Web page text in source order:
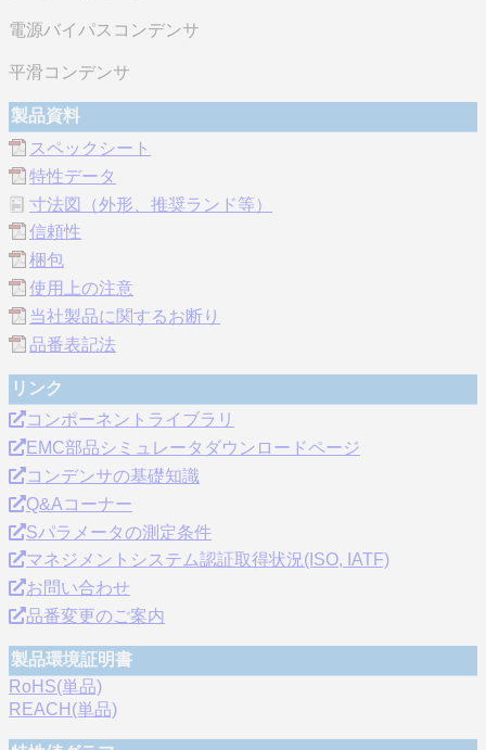
電源バイパスコンデンサ
平滑コンデンサ
製品資料
スペックシート
特性データ
寸法図（外形、推奨ランド等）
信頼性
梱包
使用上の注意
当社製品に関するお断り
品番表記法
リンク
コンポーネントライブラリ
EMC部品シミュレータダウンロードページ
コンデンサの基礎知識
Q&Aコーナー
Sパラメータの測定条件
マネジメントシステム認証取得状況(ISO, IATF)
お問い合わせ
品番変更のご案内
製品環境証明書
RoHS(単品)
REACH(単品)